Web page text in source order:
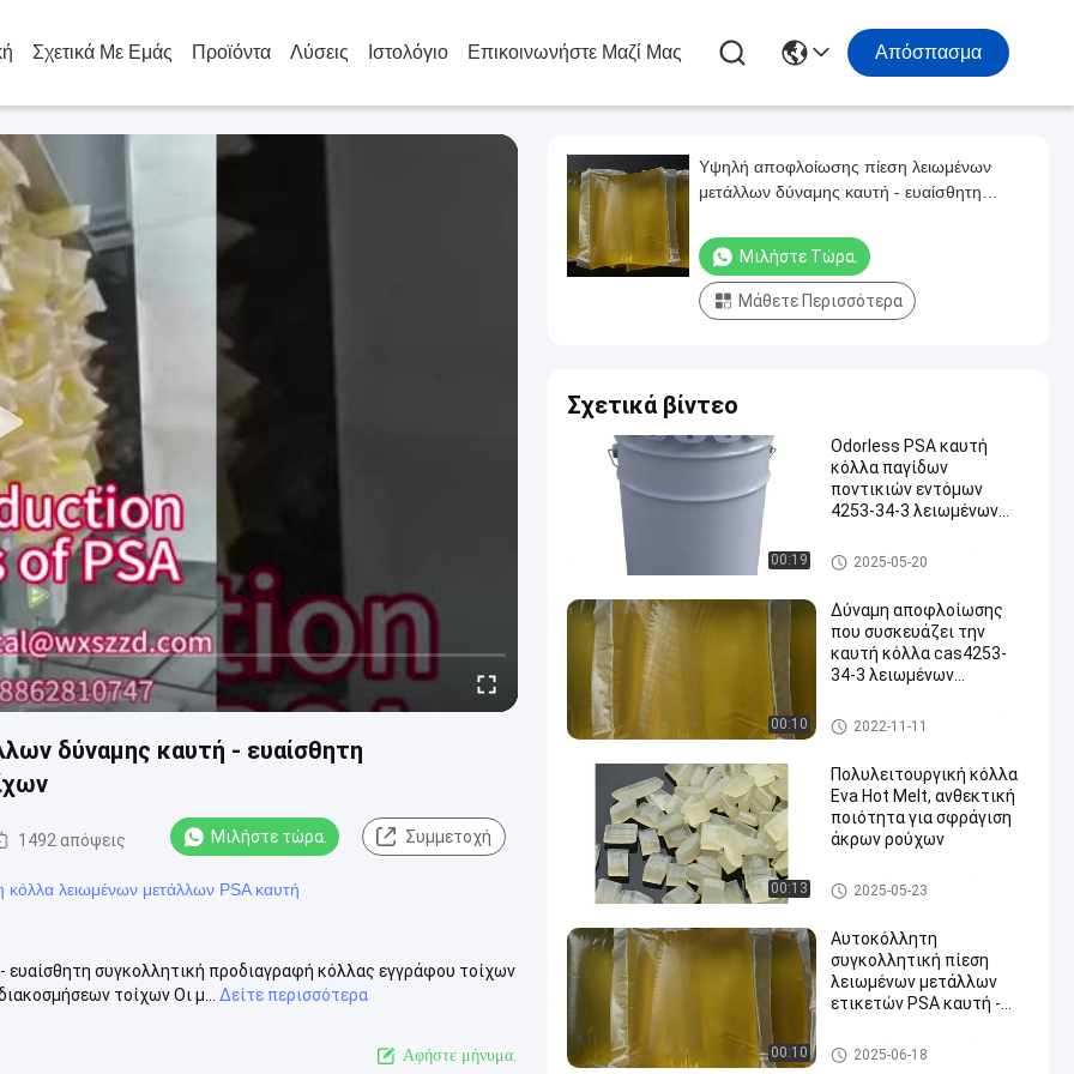
Σχετικά Με Εμάς Προϊόντα Λύσεις Ιστολόγιο Επικοινωνήστε Μαζί Μας Απόσπασμα
δύναμης καυτή - ευαίσθητη
1492 απόψεις Μιλήστε τώρα. Συμμετοχή
κόλλα λειωμένων μετάλλων PSA καυτή
συγκολλητική προδιαγραφή κόλλας εγγράφου τοίχων
τοίχων Οι μ...
Δείτε περισσότερα
Αφήστε μήνυμα.
Υψηλή αποφλοίωσης πίεση λειωμένων
μετάλλων δύναμης καυτή - ευαίσθητη
τοίχων
Μιλήστε Τώρα.
Μάθετε Περισσότερα
Σχετικά βίντεο
00:19
Odorless PSA καυτή
κόλλα παγίδων
ποντικιών εντόμων
4253-34-3 λειωμένων
Καυτή κόλλα λειωμένων μετ
άλλων PSA
2025-05-20
00:10
Δύναμη αποφλοίωσης
που συσκευάζει την
καυτή κόλλα cas4253-
34-3 λειωμένων
ετικέτα
Συσκευάζοντας καυτή κόλλ
α λειωμένων μετάλλων
2022-11-11
00:13
Πολυλειτουργική κόλλα
Eva Hot Melt, ανθεκτική
ποιότητα για σφράγιση
άκρων ρούχων
Καυτή κόλλα λειωμένων μετ
άλλων PSA
2025-05-23
00:10
Αυτοκόλλητη
συγκολλητική πίεση
λειωμένων μετάλλων
ετικετών PSA καυτή -
λειωμένων μετάλλων
Καυτή κόλλα λειωμένων μετ
άλλων PSA
2025-06-18